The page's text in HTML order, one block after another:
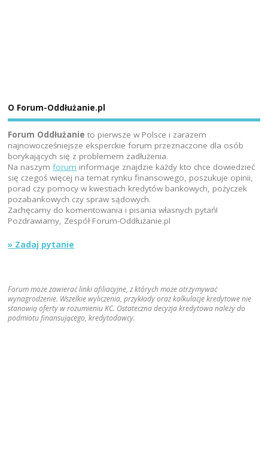
O Forum-Oddłużanie.pl
Forum Oddłużanie to pierwsze w Polsce i zarazem
najnowocześniejsze eksperckie forum przeznaczone dla osób
borykających się z problemem zadłużenia.
Na naszymforum informacje znajdzie każdy kto chce dowiedzieć
się czegoś więcej na temat rynku finansowego, poszukuje opinii,
porad czy pomocy w kwestiach kredytów bankowych, pożyczek
pozabankowych czy spraw sądowych.
Zachęcamy do komentowania i pisania własnych pytań!
Pozdrawiamy, Zespół Forum-Oddłużanie.pl
» Zadaj pytanie
Forum może zawierać linki afiliacyjne, z których może otrzymywać
wynagrodzenie. Wszelkie wyliczenia, przykłady oraz kalkulacje kredytowe nie
stanowią oferty w rozumieniu KC. Ostateczna decyzja kredytowa należy do
podmiotu finansującego, kredytodawcy.